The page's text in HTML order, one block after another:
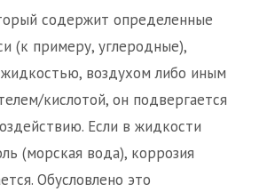
содержит определенные
(к примеру, углеродные),
воздухом либо иным
кислотой, он подвергается
Если в жидкости
(морская вода), коррозия
Обусловлено это